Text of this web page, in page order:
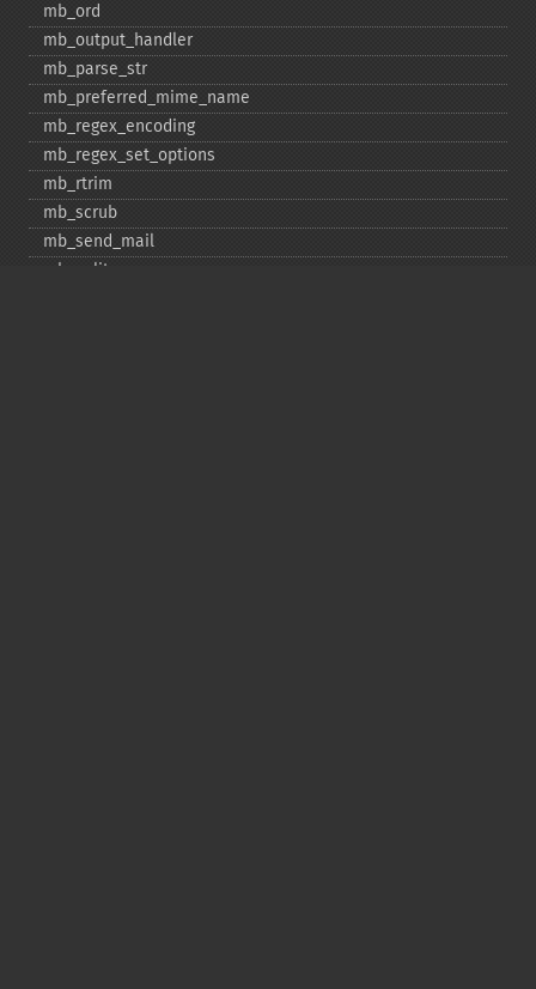
mb_​ord
mb_​output_​handler
mb_​parse_​str
mb_​preferred_​mime_​name
mb_​regex_​encoding
mb_​regex_​set_​options
mb_​rtrim
mb_​scrub
mb_​send_​mail
mb_​split